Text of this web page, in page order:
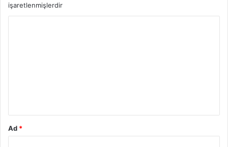
işaretlenmişlerdir
Ad *